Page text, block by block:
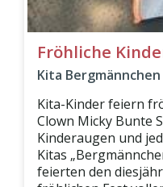
Fröhliche
Kita
Kita-Kinder feiern
Clown Micky Bunte
Kinderaugen und
Kitas
feierten den